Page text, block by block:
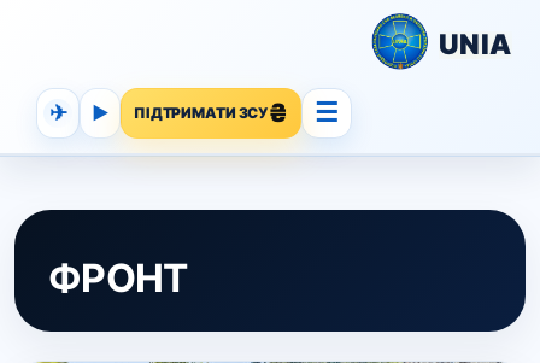
UNIA
✈ ▶ ПІДТРИМАТИ ЗСУ ☰
ФРОНТ